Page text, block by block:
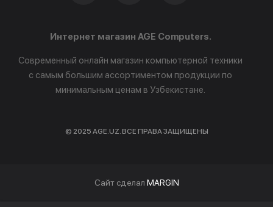
Интернет магазин AGE Computers.
Современный онлайн магазин компьютерной техники
с самым большим ассортиментом продукции по
минимальным ценам в Узбекистане.
© 2025 AGE.UZ. ВСЕ ПРАВА ЗАЩИЩЕНЫ
Cайт сделал MARGIN